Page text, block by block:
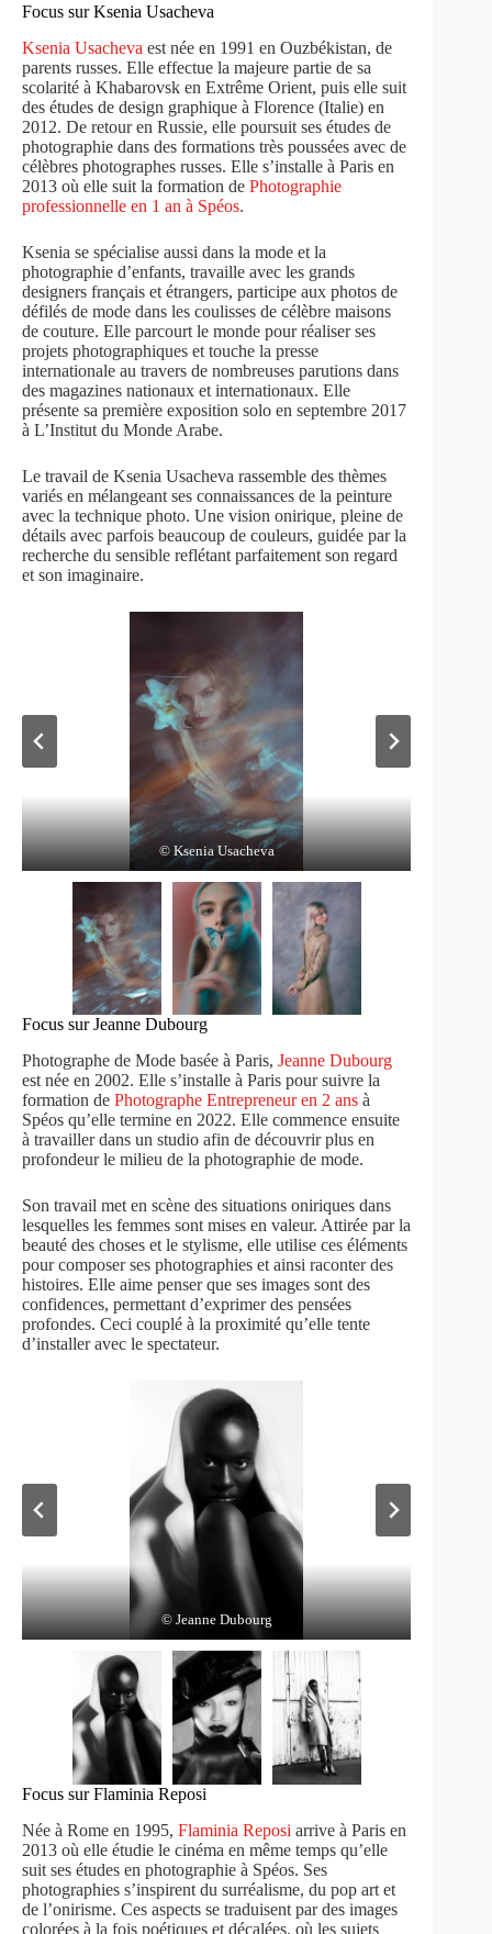
Focus sur Ksenia Usacheva
Ksenia Usacheva est née en 1991 en Ouzbékistan, de
parents russes. Elle effectue la majeure partie de sa
scolarité à Khabarovsk en Extrême Orient, puis elle suit
des études de design graphique à Florence (Italie) en
2012. De retour en Russie, elle poursuit ses études de
photographie dans des formations très poussées avec de
célèbres photographes russes. Elle s’installe à Paris en
2013 où elle suit la formation de Photographie
professionnelle en 1 an à Spéos.
Ksenia se spécialise aussi dans la mode et la
photographie d’enfants, travaille avec les grands
designers français et étrangers, participe aux photos de
défilés de mode dans les coulisses de célèbre maisons
de couture. Elle parcourt le monde pour réaliser ses
projets photographiques et touche la presse
internationale au travers de nombreuses parutions dans
des magazines nationaux et internationaux. Elle
présente sa première exposition solo en septembre 2017
à L’Institut du Monde Arabe.
Le travail de Ksenia Usacheva rassemble des thèmes
variés en mélangeant ses connaissances de la peinture
avec la technique photo. Une vision onirique, pleine de
détails avec parfois beaucoup de couleurs, guidée par la
recherche du sensible reflétant parfaitement son regard
et son imaginaire.
© Ksenia Usacheva
© Ksenia Usacheva
© Ksenia Usacheva
Focus sur Jeanne Dubourg
Photographe de Mode basée à Paris, Jeanne Dubourg
est née en 2002. Elle s’installe à Paris pour suivre la
formation de Photographe Entrepreneur en 2 ans à
Spéos qu’elle termine en 2022. Elle commence ensuite
à travailler dans un studio afin de découvrir plus en
profondeur le milieu de la photographie de mode.
Son travail met en scène des situations oniriques dans
lesquelles les femmes sont mises en valeur. Attirée par la
beauté des choses et le stylisme, elle utilise ces éléments
pour composer ses photographies et ainsi raconter des
histoires. Elle aime penser que ses images sont des
confidences, permettant d’exprimer des pensées
profondes. Ceci couplé à la proximité qu’elle tente
d’installer avec le spectateur.
© Jeanne Dubourg
© Jeanne Dubourg
© Jeanne Dubourg
Focus sur Flaminia Reposi
Née à Rome en 1995, Flaminia Reposi arrive à Paris en
2013 où elle étudie le cinéma en même temps qu’elle
suit ses études en photographie à Spéos. Ses
photographies s’inspirent du surréalisme, du pop art et
de l’onirisme. Ces aspects se traduisent par des images
colorées à la fois poétiques et décalées, où les sujets